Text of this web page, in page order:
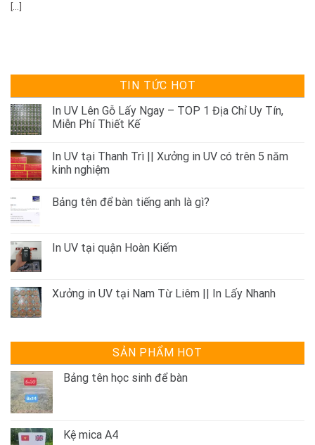
[...]
TIN TỨC HOT
In UV Lên Gỗ Lấy Ngay – TOP 1 Địa Chỉ Uy Tín,
Miễn Phí Thiết Kế
In UV tại Thanh Trì || Xưởng in UV có trên 5 năm
kinh nghiệm
Bảng tên để bàn tiếng anh là gì?
In UV tại quận Hoàn Kiếm
Xưởng in UV tại Nam Từ Liêm || In Lấy Nhanh
SẢN PHẨM HOT
Bảng tên học sinh để bàn
Kệ mica A4